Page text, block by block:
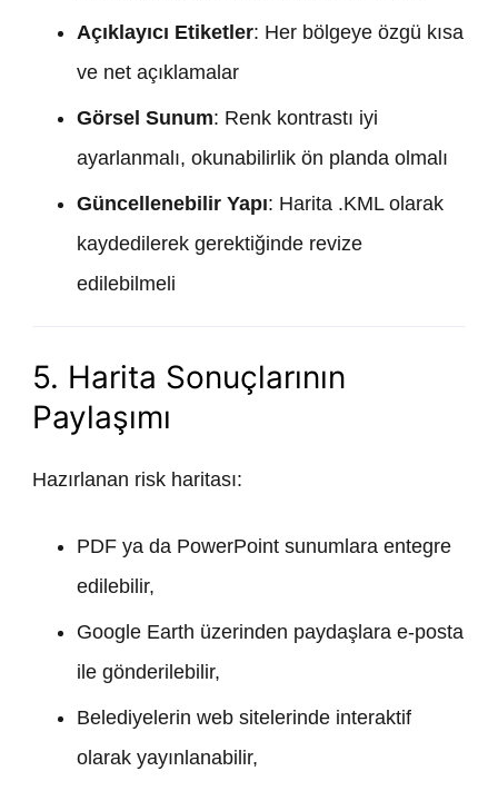
Açıklayıcı Etiketler: Her bölgeye özgü kısa
ve net açıklamalar
Görsel Sunum: Renk kontrastı iyi
ayarlanmalı, okunabilirlik ön planda olmalı
Güncellenebilir Yapı: Harita .KML olarak
kaydedilerek gerektiğinde revize
edilebilmeli
5. Harita Sonuçlarının
Paylaşımı
Hazırlanan risk haritası:
PDF ya da PowerPoint sunumlara entegre
edilebilir,
Google Earth üzerinden paydaşlara e-posta
ile gönderilebilir,
Belediyelerin web sitelerinde interaktif
olarak yayınlanabilir,